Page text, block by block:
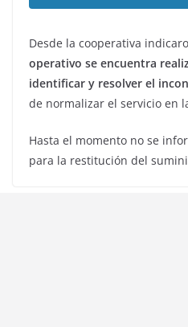
Desde la cooperativa
operativo se encuentra
identificar y resolver el
de normalizar el servicio en
Hasta el momento no se
para la restitución del